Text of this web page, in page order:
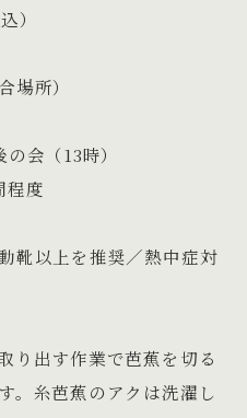
）
場所）
会（13時）
程度
靴以上を推奨／熱中症対
り出す作業で芭蕉を切る
。糸芭蕉のアクは洗濯し